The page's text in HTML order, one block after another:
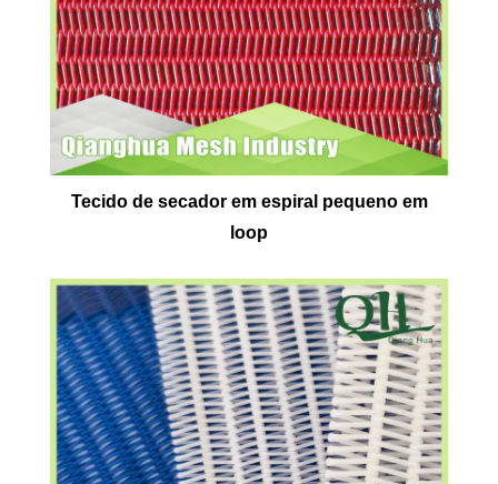
Tecido de secador em espiral pequeno em
loop